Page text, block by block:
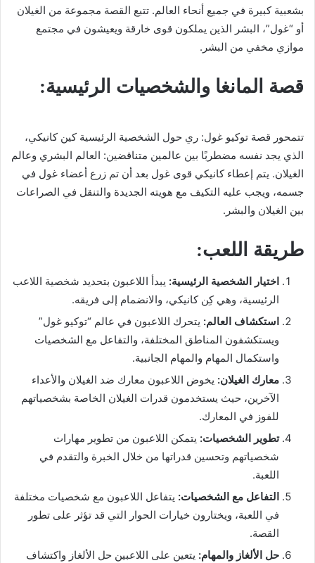
بشعبية كبيرة في جميع أنحاء العالم. تتبع القصة مجموعة من الغيلان
أو “غول”، البشر الذين يملكون قوى خارقة ويعيشون في مجتمع
موازي مخفي من البشر.
قصة المانغا والشخصيات الرئيسية:
تتمحور قصة توكيو غول: ري حول الشخصية الرئيسية كين كانيكي،
الذي يجد نفسه مضطربًا بين عالمين متناقضين: العالم البشري وعالم
الغيلان. يتم إعطاء كانيكي قوى غول بعد أن تم زرع أعضاء غول في
جسمه، ويجب عليه التكيف مع هويته الجديدة والتنقل في الصراعات
بين الغيلان والبشر.
طريقة اللعب:
اختيار الشخصية الرئيسية: يبدأ اللاعبون بتحديد شخصية اللاعب
الرئيسية، وهي كِن كانيكي، والانضمام إلى فريقه.
استكشاف العالم: يتحرك اللاعبون في عالم “توكيو غول”
ويستكشفون المناطق المختلفة، والتفاعل مع الشخصيات
واستكمال المهام والمهام الجانبية.
معارك الغيلان: يخوض اللاعبون معارك ضد الغيلان والأعداء
الآخرين، حيث يستخدمون قدرات الغيلان الخاصة بشخصياتهم
للفوز في المعارك.
تطوير الشخصيات: يتمكن اللاعبون من تطوير مهارات
شخصياتهم وتحسين قدراتها من خلال الخبرة والتقدم في
اللعبة.
التفاعل مع الشخصيات: يتفاعل اللاعبون مع شخصيات مختلفة
في اللعبة، ويختارون خيارات الحوار التي قد تؤثر على تطور
القصة.
حل الألغاز والمهام: يتعين على اللاعبين حل الألغاز واكتشاف